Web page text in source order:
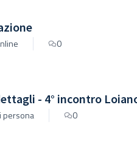
0
- 4° incontro
persona 0